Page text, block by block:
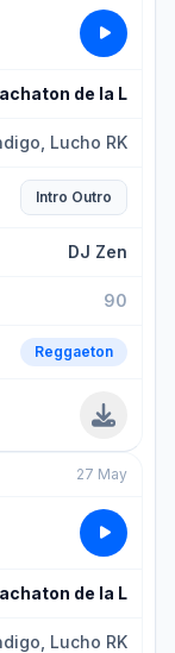
de la L
Lucho RK
Intro Outro
DJ Zen
90
Reggaeton
27 May
de la L
Lucho RK